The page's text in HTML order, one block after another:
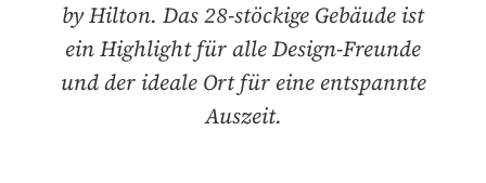
by Hilton. Das 28-stöckige Gebäude ist
ein Highlight für alle Design-Freunde
und der ideale Ort für eine entspannte
Auszeit.